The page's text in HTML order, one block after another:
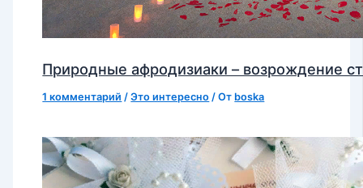
Природные афродизиаки – возрождение
1 комментарий /Это интересно / От boska